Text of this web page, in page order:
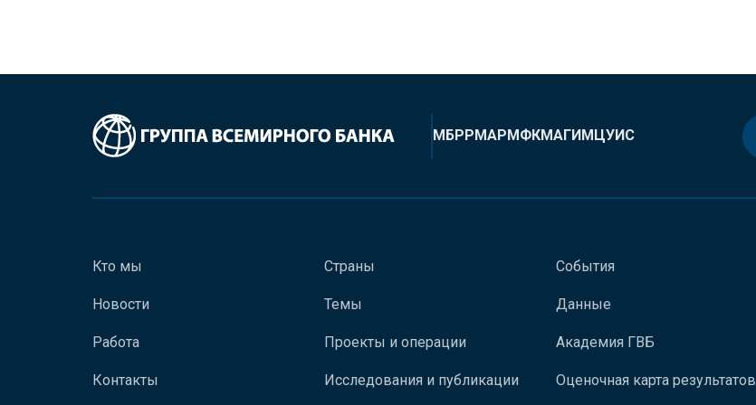
МБРРМАРМФКМАГИМЦУИС
Кто мы
Новости
Работа
Контакты
Страны
Темы
Проекты и операции
Исследования и публикации
События
Данные
Академия ГВБ
Оценочная карта результатов